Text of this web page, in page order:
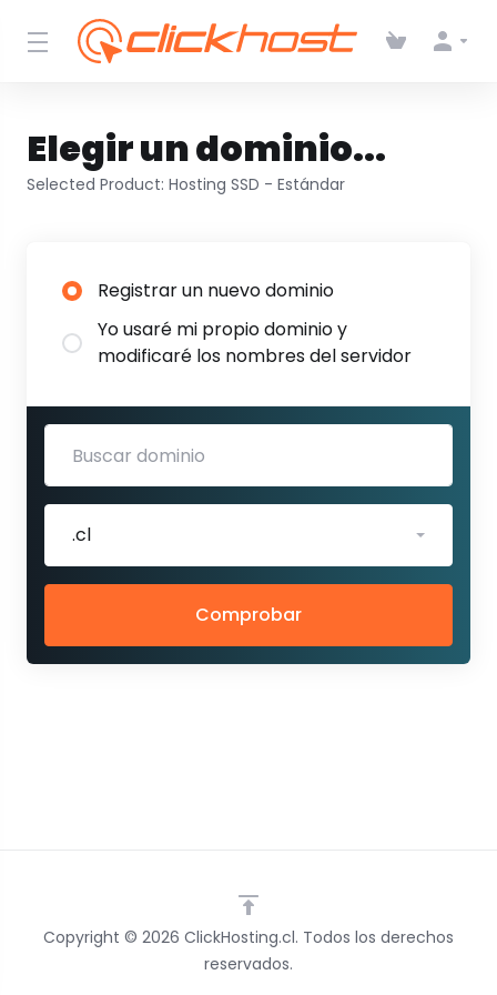
Elegir un dominio...
Selected Product: Hosting SSD - Estándar
Registrar un nuevo dominio
Yo usaré mi propio dominio y
modificaré los nombres del servidor
.cl
Comprobar
Copyright © 2026 ClickHosting.cl. Todos los derechos
reservados.